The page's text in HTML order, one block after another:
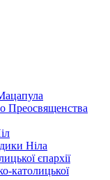
Преосвященства
Ніла
єпархії
католицької